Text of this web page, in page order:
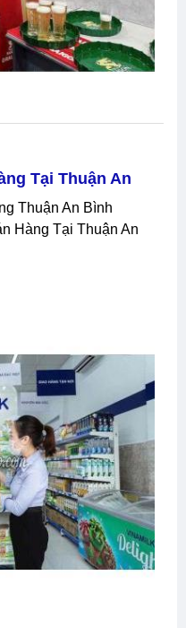
Kênh Quán -
Dương
Tại Thuận An
Hàng Tại Thuận An